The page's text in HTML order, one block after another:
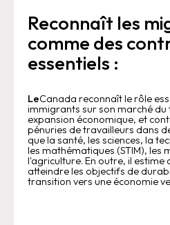
Reconnaît les
comme des
essentiels :
‍LeCanada reconnaît le rôle
immigrants sur son marché du
expansion économique, et
pénuries de travailleurs dans
que la santé, les sciences, la
les mathématiques (STIM), les
l'agriculture. En outre, il estime
atteindre les objectifs de
transition vers une économie